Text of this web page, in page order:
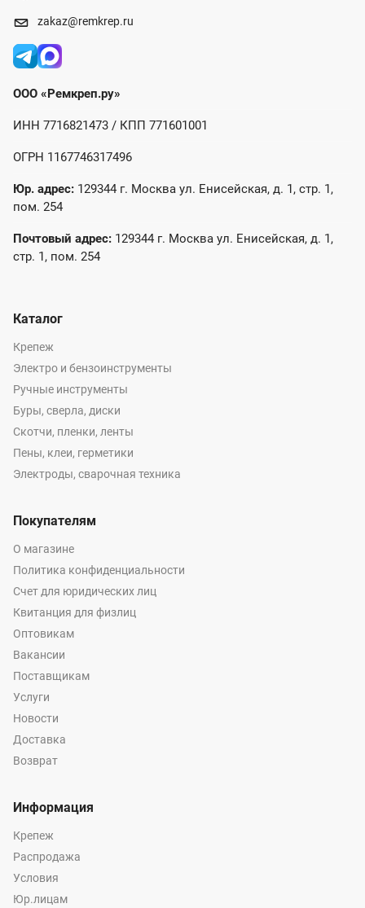
zakaz@remkrep.ru
ООО «Ремкреп.ру»
ИНН 7716821473 / КПП 771601001
ОГРН 1167746317496
Юр. адрес: 129344 г. Москва ул. Енисейская, д. 1, стр. 1,
пом. 254
Почтовый адрес: 129344 г. Москва ул. Енисейская, д. 1,
стр. 1, пом. 254
Каталог
Крепеж
Электро и бензоинструменты
Ручные инструменты
Буры, сверла, диски
Скотчи, пленки, ленты
Пены, клеи, герметики
Электроды, сварочная техника
Покупателям
О магазине
Политика конфиденциальности
Счет для юридических лиц
Квитанция для физлиц
Оптовикам
Вакансии
Поставщикам
Услуги
Новости
Доставка
Возврат
Информация
Крепеж
Распродажа
Условия
Юр.лицам